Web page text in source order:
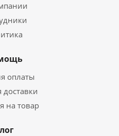
оплаты
доставки
на товар